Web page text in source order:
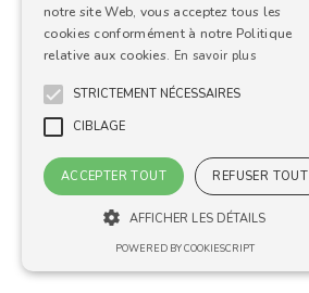
notre site Web, vous acceptez tous les
cookies conformément à notre Politique
relative aux cookies. En savoir plus
STRICTEMENT NÉCESSAIRES
CIBLAGE
ACCEPTER TOUT REFUSER TOUT
AFFICHER LES DÉTAILS
POWERED BY COOKIESCRIPT